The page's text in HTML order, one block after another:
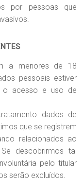
por pessoas que
a menores de 18
pessoais estiver
o acesso e uso de
dados de
que se registrem
relacionados ao
descobrirmos tal
pelo titular
serão excluídos.